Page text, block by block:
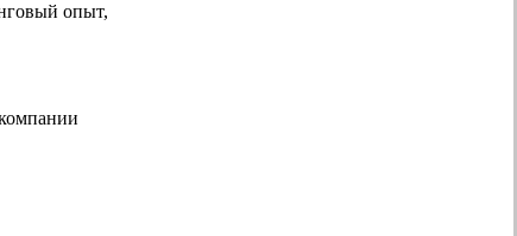
опыт,